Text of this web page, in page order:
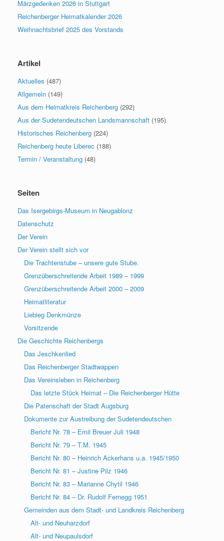
Märzgedenken 2026 in Stuttgart
Reichenberger Heimatkalender 2026
Weihnachtsbrief 2025 des Vorstands
Artikel
Aktuelles (487)
Allgemein (149)
Aus dem Heimatkreis Reichenberg (292)
Aus der Sudetendeutschen Landsmannschaft (195)
Historisches Reichenberg (224)
Reichenberg heute Liberec (188)
Termin / Veranstaltung (48)
Seiten
Das Isergebirgs-Museum in Neugablonz
Datenschutz
Der Verein
Der Verein stellt sich vor
Die Trachtenstube – unsere gute Stube.
Grenzüberschreitende Arbeit 1989 – 1999
Grenzüberschreitende Arbeit 2000 – 2009
Heimatliteratur
Liebieg Denkmünze
Vorsitzende
Die Geschichte Reichenbergs
Das Jeschkenlied
Das Reichenberger Stadtwappen
Das Vereinsleben in Reichenberg
Das letzte Stück Heimat – Die Reichenberger Hütte
Die Patenschaft der Stadt Augsburg
Dokumente zur Austreibung der Sudetendeutschen
Bericht Nr. 78 – Emil Breuer Juli 1948
Bericht Nr. 79 – T.M. 1945
Bericht Nr. 80 – Heinrich Ackerhans u.a. 1945/1950
Bericht Nr. 81 – Justine Pilz 1946
Bericht Nr. 83 – Marianne Chytil 1946
Bericht Nr. 84 – Dr. Rudolf Fernegg 1951
Gemeinden aus dem Stadt- und Landkreis Reichenberg
Alt- und Neuharzdorf
Alt- und Neupaulsdorf